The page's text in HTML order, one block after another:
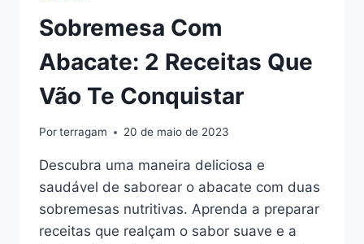
Sobremesa Com
Abacate: 2 Receitas Que
Vão Te Conquistar
Porterragam 20 de maio de 2023
Descubra uma maneira deliciosa e
saudável de saborear o abacate com duas
sobremesas nutritivas. Aprenda a preparar
receitas que realçam o sabor suave e a